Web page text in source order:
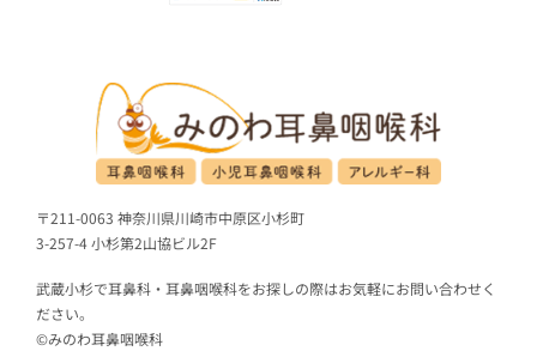
〒211-0063 神奈川県川崎市中原区小杉町
3-257-4 小杉第2山協ビル2F
武蔵小杉で耳鼻科・耳鼻咽喉科をお探しの際はお気軽にお問い合わせく
ださい。
©みのわ耳鼻咽喉科